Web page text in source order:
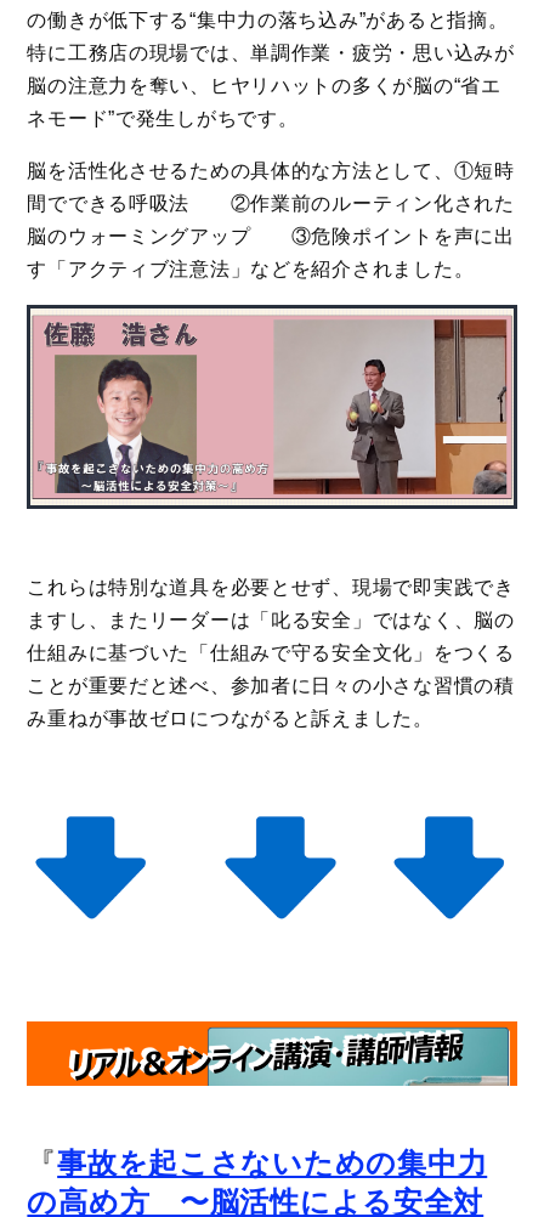
の働きが低下する“集中力の落ち込み”があると指摘。
特に工務店の現場では、単調作業・疲労・思い込みが
脳の注意力を奪い、ヒヤリハットの多くが脳の“省エ
ネモード”で発生しがちです。
脳を活性化させるための具体的な方法として、①短時
間でできる呼吸法 ②作業前のルーティン化された
脳のウォーミングアップ ③危険ポイントを声に出
す「アクティブ注意法」などを紹介されました。
これらは特別な道具を必要とせず、現場で即実践でき
ますし、またリーダーは「叱る安全」ではなく、脳の
仕組みに基づいた「仕組みで守る安全文化」をつくる
ことが重要だと述べ、参加者に日々の小さな習慣の積
み重ねが事故ゼロにつながると訴えました。
『事故を起こさないための集中力
の高め方 〜脳活性による安全対